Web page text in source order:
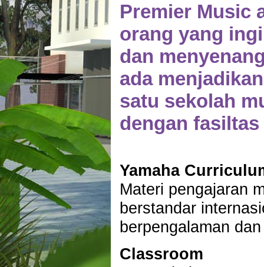
Premier Music
orang yang
dan
ada
satu sekolah
dengan
Yamaha
Materi pengajaran
berstandar
berpengalaman
Classroom